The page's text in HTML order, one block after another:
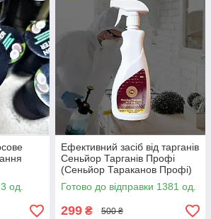
од.
Ефективний засіб від тарганів
Сеньйор Тарганів Профі
(Сеньйор Тараканов Профі)
готовий спрей з
пульверизатором у
комплекті, 500 мл
Готово до відправки 1381 од.
299 ₴ 500 ₴